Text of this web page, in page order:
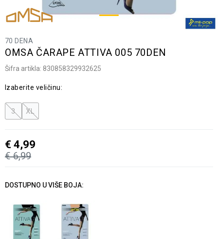
70 DENA
OMSA ČARAPE ATTIVA 005 70DEN
Šifra artikla: 830858329932625
Izaberite veličinu:
3 XL
€ 6,99
€ 4,99
DOSTUPNO U VIŠE BOJA: